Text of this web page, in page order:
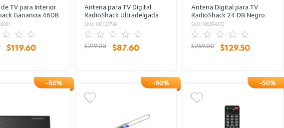
TV para Interior
Ganancia 46DB
$119.60
Antena para TV Digital
RadioShack Ultradelgada
Interior
SKU: 100127789
$219.00 $87.60
Antena Digital para TV
RadioShack 24 DB Negro
SKU: 100054372
$259.00 $129.50
-50% -60% -50%